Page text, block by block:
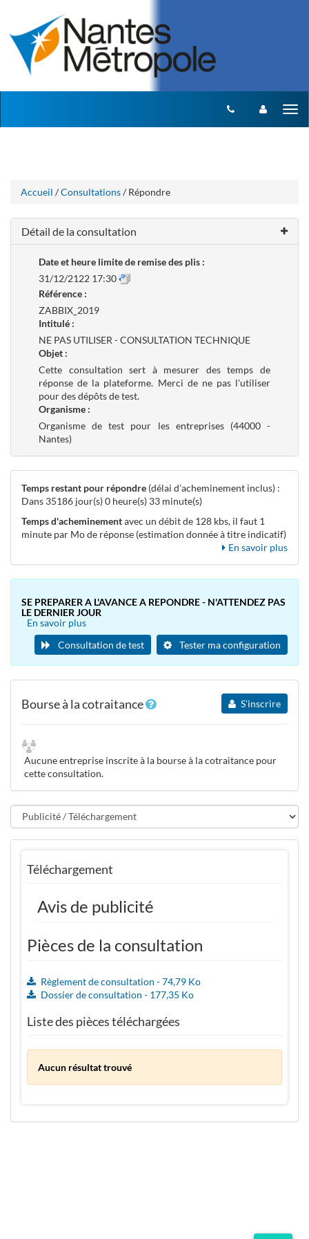
contenu
Accueil /Consultations/ Répondre
Détail de la consultation
Date et heure limite de remise des plis :
31/12/2122 17:30
Référence :
ZABBIX_2019
Intitulé :
NE PAS UTILISER - CONSULTATION TECHNIQUE
Objet :
Cette consultation sert à mesurer des temps de
réponse de la plateforme. Merci de ne pas l'utiliser
pour des dépôts de test.
Organisme :
Organisme de test pour les entreprises (44000 -
Nantes)
Temps restant pour répondre (délai d'acheminement inclus) :
Dans 35186 jour(s) 0 heure(s) 33 minute(s)
Temps d'acheminementavec un débit de 128 kbs, il faut 1
minute par Mo de réponse (estimation donnée à titre indicatif)
En savoir plus
SE PREPARER A L'AVANCE A REPONDRE - N'ATTENDEZ PAS
LE DERNIER JOUR
En savoir plus
Tester ma configuration
Consultation de test
Bourse à la cotraitance S'inscrire
Aucune entreprise inscrite à la bourse à la cotraitance pour
cette consultation.
Téléchargement
Avis de publicité
Pièces de la consultation
Règlement de consultation - 74,79 Ko
Dossier de consultation - 177,35 Ko
Liste des pièces téléchargées
Aucun résultat trouvé